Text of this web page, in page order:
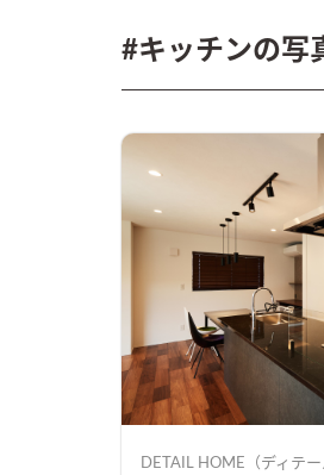
#キッチンの写
DETAIL HOME（ディテー